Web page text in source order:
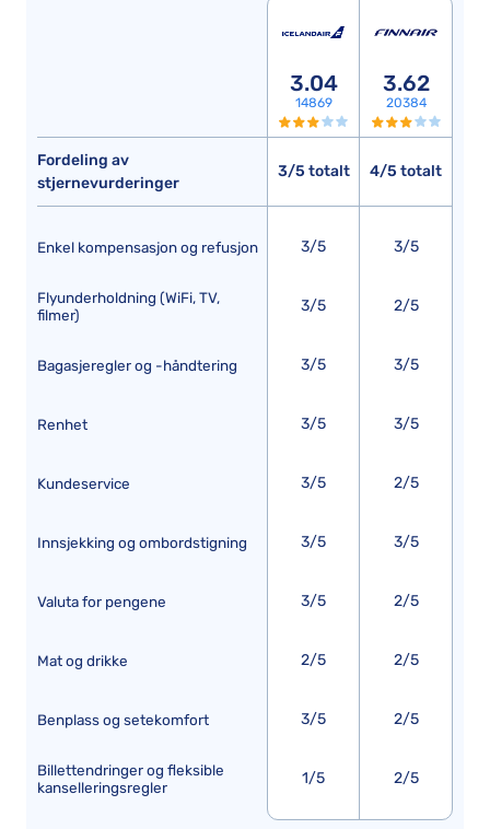
Fordeling av
stjernevurderinger
Enkel kompensasjon og refusjon
Flyunderholdning (WiFi, TV,
filmer)
Bagasjeregler og -håndtering
Renhet
Kundeservice
Innsjekking og ombordstigning
Valuta for pengene
Mat og drikke
Benplass og setekomfort
Billettendringer og fleksible
kanselleringsregler
3.04
14869
3/5 totalt
3/5
3/5
3/5
3/5
3/5
3/5
3/5
2/5
3/5
1/5
3.62
20384
4/5 totalt
3/5
2/5
3/5
3/5
2/5
3/5
2/5
2/5
2/5
2/5